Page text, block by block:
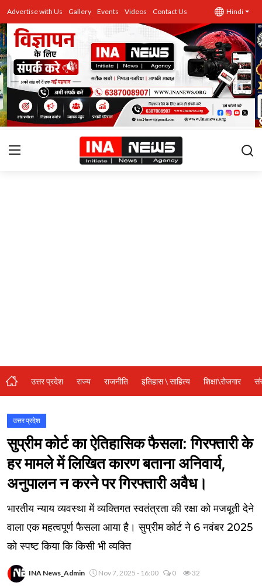
Advertise with Us Gallery Events Videos Contact Us Hindi
उत्तर प्रदेश
Advertise with Us
Events
राज्य
विशेष स्टोरी
अजब गजब
कृषि
नई दिल्ली
टेक्नोलॉजी / बिजनेस
वायरल न्यूज़
उत्तर प्रदेश राज्य राजनीति इतिहास \ साहित्य शिक्षा\रोजगार
उत्तर प्रदेश
सुप्रीम कोर्ट का ऐतिहासिक फैसला: गिरफ्तारी के
हर मामले में लिखित कारण बताना अनिवार्य,
अनुपालन न करने पर गिरफ्तारी अवैध।
भारतीय न्याय व्यवस्था में व्यक्तिगत स्वतंत्रता की रक्षा को मजबूती देने
वाला एक महत्वपूर्ण फैसला आया है। सुप्रीम कोर्ट ने 6 नवंबर 2025
को स्पष्ट किया कि किसी भी व्यक्ति
INA News_Admin Nov 7, 2025 - 16:00 0 32